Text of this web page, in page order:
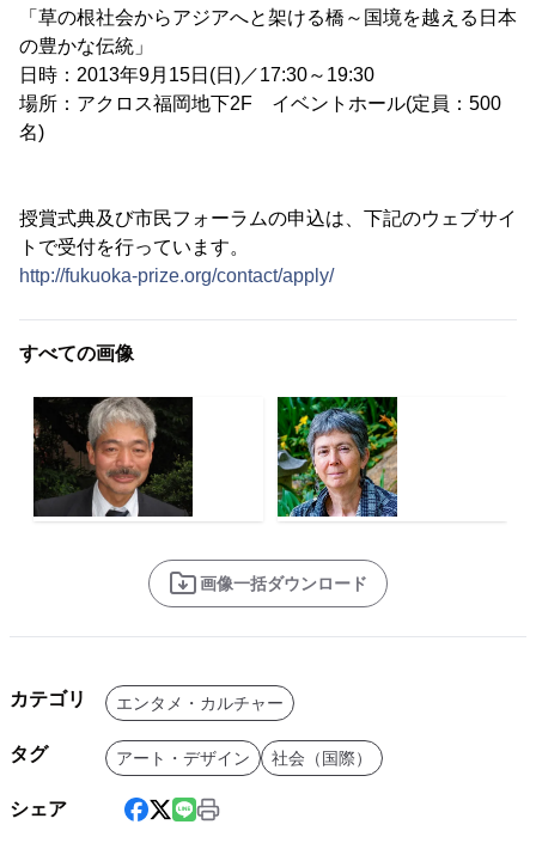
「草の根社会からアジアへと架ける橋～国境を越える日本
の豊かな伝統」
日時：2013年9月15日(日)／17:30～19:30
場所：アクロス福岡地下2F イベントホール(定員：500
名)
授賞式典及び市民フォーラムの申込は、下記のウェブサイ
トで受付を行っています。
http://fukuoka-prize.org/contact/apply/
すべての画像
画像一括ダウンロード
カテゴリ エンタメ・カルチャー
タグ アート・デザイン 社会（国際）
シェア